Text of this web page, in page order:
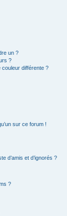
un ?
?
couleur différente ?
sur ce forum !
d’amis et d’ignorés ?
?